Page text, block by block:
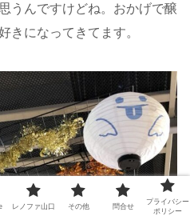
うんですけどね。おかげで醸
きになってきてます。
レノファ山口 その他 問合せ
プライバシー
ポリシー